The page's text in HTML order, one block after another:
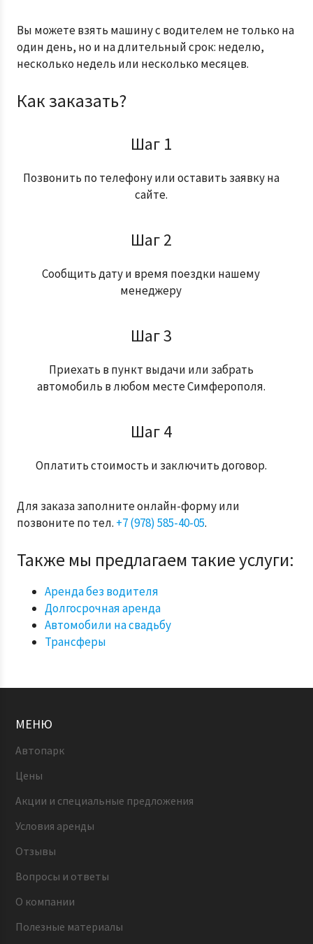
Вы можете взять машину с водителем не только на
один день, но и на длительный срок: неделю,
несколько недель или несколько месяцев.
Как заказать?
Шаг 1
Позвонить по телефону или оставить заявку на
сайте.
Шаг 2
Сообщить дату и время поездки нашему
менеджеру
Шаг 3
Приехать в пункт выдачи или забрать
автомобиль в любом месте Симферополя.
Шаг 4
Оплатить стоимость и заключить договор.
Для заказа заполните онлайн-форму или
позвоните по тел. +7 (978) 585-40-05.
Также мы предлагаем такие услуги:
Аренда без водителя
Долгосрочная аренда
Автомобили на свадьбу
Трансферы
МЕНЮ
Автопарк
Цены
Акции и специальные предложения
Условия аренды
Отзывы
Вопросы и ответы
О компании
Полезные материалы